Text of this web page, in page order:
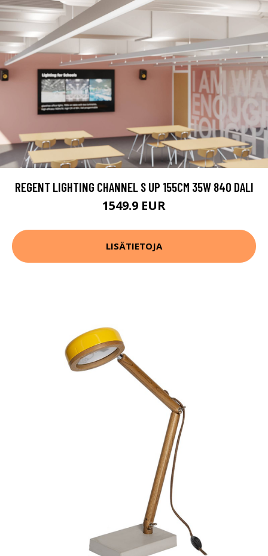
REGENT LIGHTING CHANNEL S UP 155CM 35W 840 DALI
1549.9 EUR
LISÄTIETOJA